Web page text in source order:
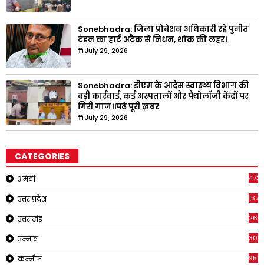
Sonebhadra: जिला प्रोबेशन अधिकारी रहे पुनीत
टंडन का हार्ट अटैक से निधन, शोक की लहर।
July 29, 2026
Sonebhadra: डीएम के आदेस स्वास्थ्य विभाग की
बड़ी कार्रवाई, कई अस्पतालों और पैथोलॉजी केंद्रों पर
गिरी गाज।।पढ़े पूरी ख़बर
July 29, 2026
CATEGORIES
अमेठी
उत्तर प्रदेश 1371
उत्तराखंड
उन्नाव 308
कन्नौज 959